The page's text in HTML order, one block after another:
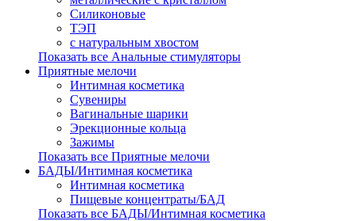
Силиконовые
ТЭП
с натуральным хвостом
Показать все Анальные стимуляторы
Приятные мелочи
Интимная косметика
Сувениры
Вагинальные шарики
Эрекционные кольца
Зажимы
Показать все Приятные мелочи
БАДЫ/Интимная косметика
Интимная косметика
Пищевые концентраты/БАД
Показать все БАДЫ/Интимная косметика